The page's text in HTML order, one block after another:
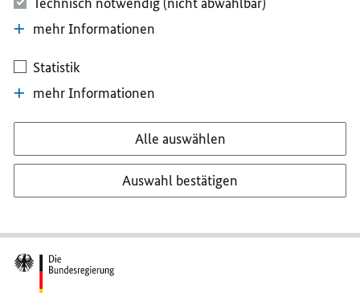
mehr Informationen
Statistik
mehr Informationen
Alle auswählen
Auswahl bestätigen